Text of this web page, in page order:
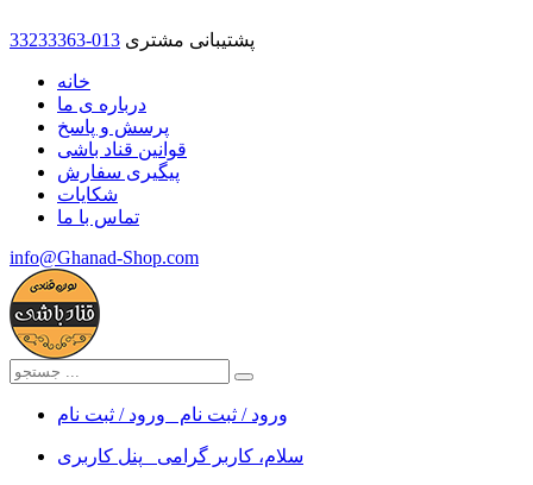
33233363-013 پشتیبانی مشتری
خانه
درباره ی ما
پرسش و پاسخ
قوانین قناد باشی
پیگیری سفارش
شکایات
تماس با ما
info@Ghanad-Shop.com
ورود / ثبت نام ورود / ثبت نام
سلام، کاربر گرامی
پنل کاربری